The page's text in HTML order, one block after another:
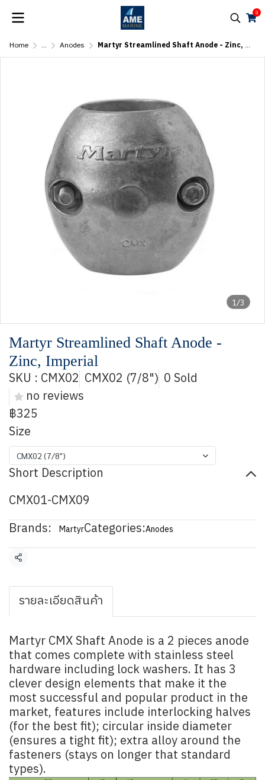
0
Home ... Anodes Martyr Streamlined Shaft Anode - Zinc, Imperial
1/3
Martyr Streamlined Shaft Anode -
Zinc, Imperial
SKU : CMX02 CMX02 (7/8") 0 Sold
no reviews
฿325
Size
CMX02 (7/8")
Short Description
CMX01-CMX09
Brands:
MartyrCategories:Anodes
Share
รายละเอียดสินค้า
Martyr CMX Shaft Anode is a 2 pieces anode
that comes complete with stainless steel
hardware including lock washers. It has 3
clever design elements that make it the
most successful and popular product in the
market, features include interlocking halves
(for the best fit); circular inside diameter
(ensures a tight fit); extra alloy around the
fasteners (stays on longer that standard
types).